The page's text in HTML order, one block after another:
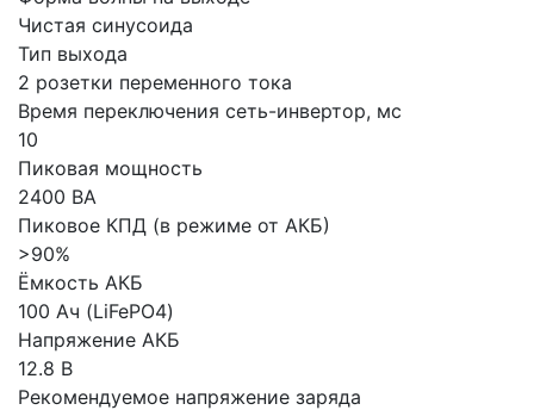
Чистая синусоида
Тип выхода
2 розетки переменного тока
Время переключения сеть-инвертор, мс
10
Пиковая мощность
2400 ВА
Пиковое КПД (в режиме от АКБ)
>90%
Ёмкость АКБ
100 Ач (LiFePO4)
Напряжение АКБ
12.8 В
Рекомендуемое напряжение заряда